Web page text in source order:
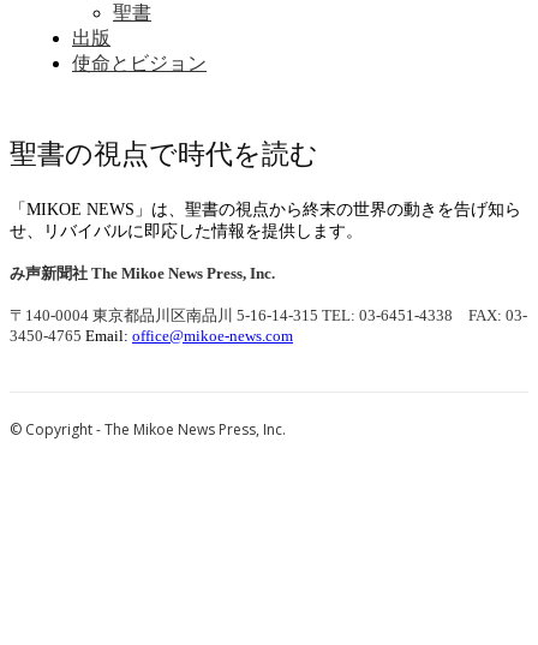
聖書
出版
使命とビジョン
聖書の視点で時代を読む
「MIKOE NEWS」は、聖書の視点から終末の世界の動きを告げ知ら
せ、リバイバルに即応した情報を提供します。
み声新聞社 The Mikoe News Press, Inc.
〒140-0004 東京都品川区南品川 5-16-14-315 TEL: 03-6451-4338 FAX: 03-
3450-4765 Email: office@mikoe-news.com
© Copyright - The Mikoe News Press, Inc.